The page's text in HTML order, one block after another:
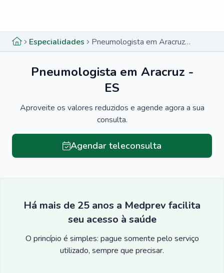
Especialidades Pneumologista em Aracruz - ES
Pneumologista em Aracruz -
ES
Aproveite os valores reduzidos e agende agora a sua
consulta.
Agendar teleconsulta
Há mais de 25 anos a Medprev facilita
seu acesso à saúde
O princípio é simples: pague somente pelo serviço
utilizado, sempre que precisar.